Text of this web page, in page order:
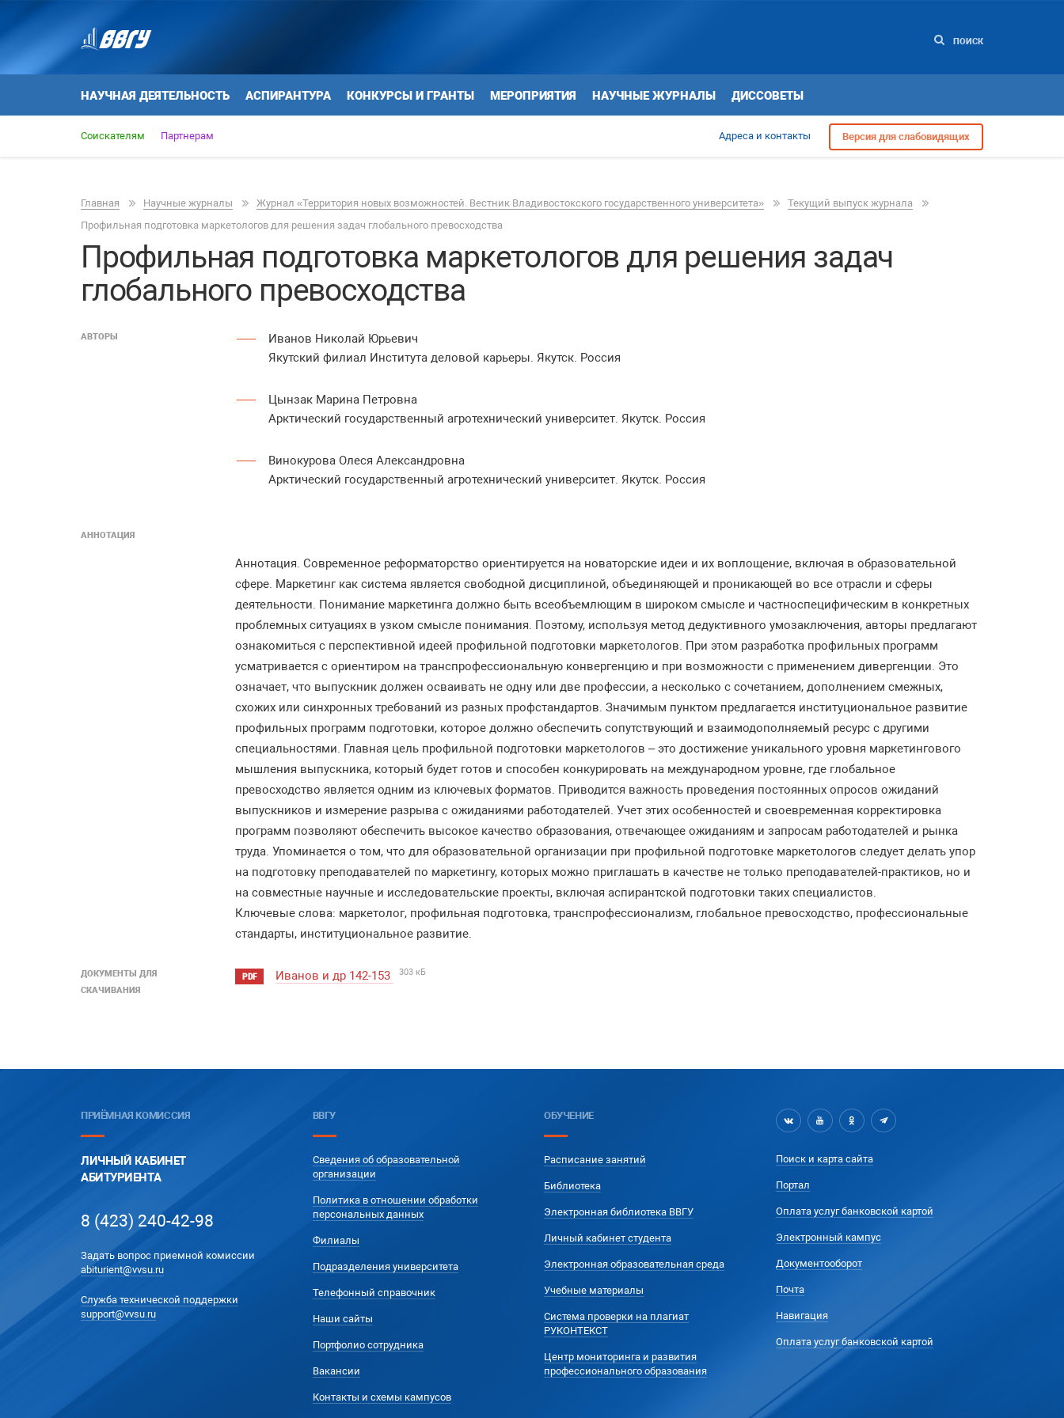
ПОИСК
НАУЧНАЯ ДЕЯТЕЛЬНОСТЬ АСПИРАНТУРА КОНКУРСЫ И ГРАНТЫ МЕРОПРИЯТИЯ НАУЧНЫЕ ЖУРНАЛЫ ДИССОВЕТЫ
Соискателям Партнерам Адреса и контакты Версия для слабовидящих
Главная Научные журналы Журнал «Территория новых возможностей. Вестник Владивостокского государственного университета»
Текущий выпуск журнала
Профильная подготовка маркетологов для решения задач глобального превосходства
Профильная подготовка маркетологов для решения задач
глобального превосходства
АВТОРЫ
Иванов Николай Юрьевич
Якутский филиал Института деловой карьеры. Якутск. Россия
Цынзак Марина Петровна
Арктический государственный агротехнический университет. Якутск. Россия
Винокурова Олеся Александровна
Арктический государственный агротехнический университет. Якутск. Россия
АННОТАЦИЯ
Аннотация. Современное реформаторство ориентируется на новаторские идеи и их воплощение, включая в образовательной
сфере. Маркетинг как система является свободной дисциплиной, объединяющей и проникающей во все отрасли и сферы
деятельности. Понимание маркетинга должно быть всеобъемлющим в широком смысле и частноспецифическим в конкретных
проблемных ситуациях в узком смысле понимания. Поэтому, используя метод дедуктивного умозаключения, авторы предлагают
ознакомиться с перспективной идеей профильной подготовки маркетологов. При этом разработка профильных программ
усматривается с ориентиром на транспрофессиональную конвергенцию и при возможности c применением дивергенции. Это
означает, что выпускник должен осваивать не одну или две профессии, а несколько с сочетанием, дополнением смежных,
схожих или синхронных требований из разных профстандартов. Значимым пунктом предлагается институциональное развитие
профильных программ подготовки, которое должно обеспечить сопутствующий и взаимодополняемый ресурс с другими
специальностями. Главная цель профильной подготовки маркетологов – это достижение уникального уровня маркетингового
мышления выпускника, который будет готов и способен конкурировать на международном уровне, где глобальное
превосходство является одним из ключевых форматов. Приводится важность проведения постоянных опросов ожиданий
выпускников и измерение разрыва с ожиданиями работодателей. Учет этих особенностей и своевременная корректировка
программ позволяют обеспечить высокое качество образования, отвечающее ожиданиям и запросам работодателей и рынка
труда. Упоминается о том, что для образовательной организации при профильной подготовке маркетологов следует делать упор
на подготовку преподавателей по маркетингу, которых можно приглашать в качестве не только преподавателей-практиков, но и
на совместные научные и исследовательские проекты, включая аспирантской подготовки таких специалистов.
Ключевые слова: маркетолог, профильная подготовка, транспрофессионализм, глобальное превосходство, профессиональные
стандарты, институциональное развитие.
ДОКУМЕНТЫ ДЛЯ
СКАЧИВАНИЯ
PDF Иванов и др 142-153 303 кБ
ПРИЁМНАЯ КОМИССИЯ
ЛИЧНЫЙ КАБИНЕТ
АБИТУРИЕНТА
8 (423) 240-42-98
Задать вопрос приемной комиссии
abiturient@vvsu.ru
Служба технической поддержки
support@vvsu.ru
ВВГУ
Сведения об образовательной
организации
Политика в отношении обработки
персональных данных
Филиалы
Подразделения университета
Телефонный справочник
Наши сайты
Портфолио сотрудника
Вакансии
Контакты и схемы кампусов
ОБУЧЕНИЕ
Расписание занятий
Библиотека
Электронная библиотека ВВГУ
Личный кабинет студента
Электронная образовательная среда
Учебные материалы
Система проверки на плагиат
РУКОНТЕКСТ
Центр мониторинга и развития
профессионального образования
Поиск и карта сайта
Портал
Оплата услуг банковской картой
Электронный кампус
Документооборот
Почта
Навигация
Оплата услуг банковской картой